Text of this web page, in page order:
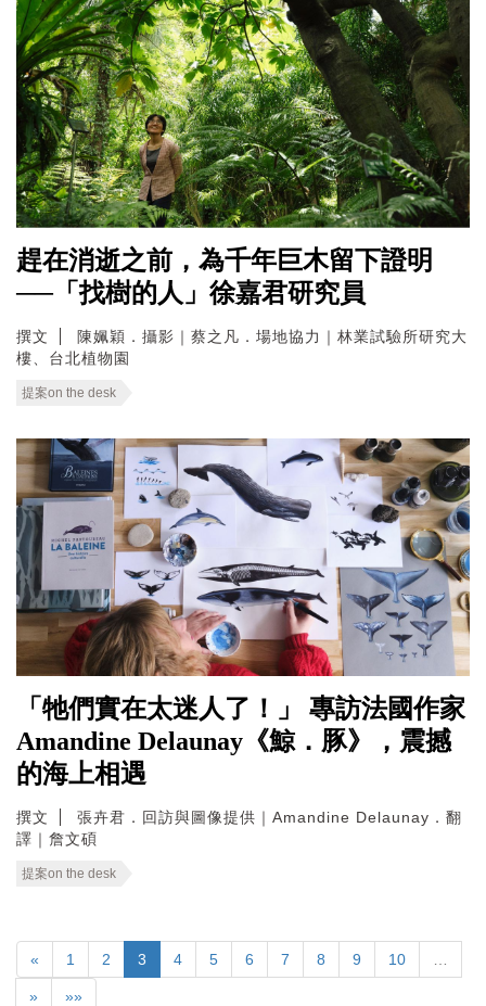
趕在消逝之前，為千年巨木留下證明
──「找樹的人」徐嘉君研究員
撰文
陳姵穎．攝影｜蔡之凡．場地協力｜林業試驗所研究大
樓、台北植物園
提案on the desk
「牠們實在太迷人了！」 專訪法國作家
Amandine Delaunay《鯨．豚》，震撼
的海上相遇
撰文
張卉君．回訪與圖像提供｜Amandine Delaunay．翻
譯｜詹文碩
提案on the desk
« 1 2 3 4 5 6 7 8 9 10
» »»